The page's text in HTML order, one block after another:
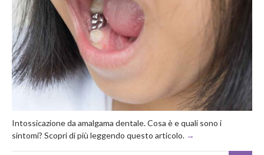
Intossicazione da amalgama dentale. Cosa è e quali sono i
sintomi? Scopri di più leggendo questo articolo.